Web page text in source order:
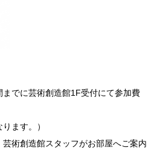
でに芸術創造館1F受付にて参加費
ます。）
術創造館スタッフがお部屋へご案内